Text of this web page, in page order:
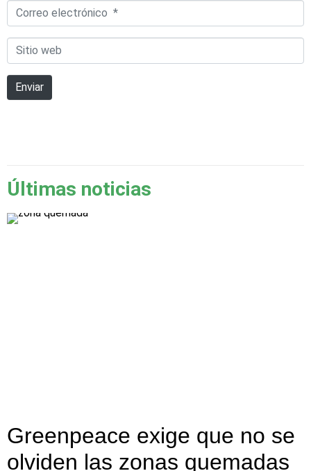
Correo
electrónico
Sitio
web
Enviar
Últimas noticias
Greenpeace exige que no se
olviden las zonas quemadas